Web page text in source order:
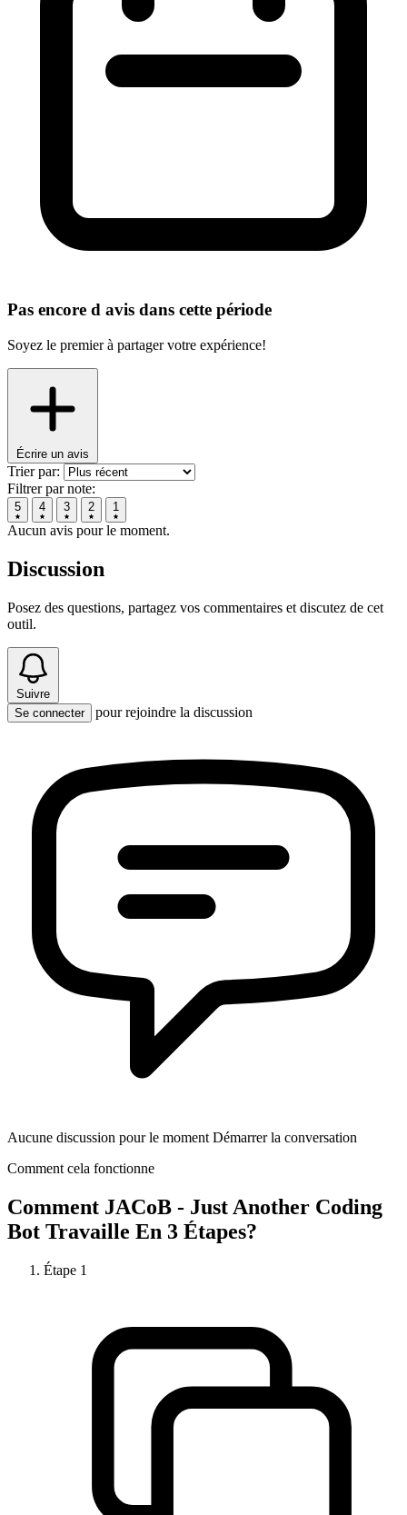
Pas encore d avis dans cette période
Soyez le premier à partager votre expérience!
Écrire un avis
Trier par:
Filtrer par note:
5 4 3 2 1
Aucun avis pour le moment.
Discussion
Posez des questions, partagez vos commentaires et discutez de cet
outil.
Suivre
Se connecter
pour rejoindre la discussion
Aucune discussion pour le moment Démarrer la conversation
Comment cela fonctionne
Comment JACoB - Just Another Coding
Bot Travaille En 3 Étapes?
Étape 1